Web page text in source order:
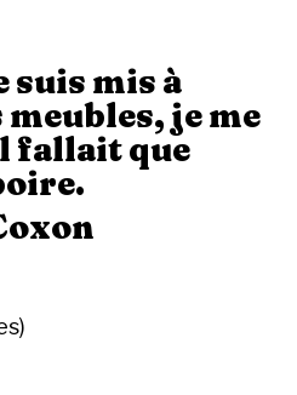
suis mis à
je me
fallait que